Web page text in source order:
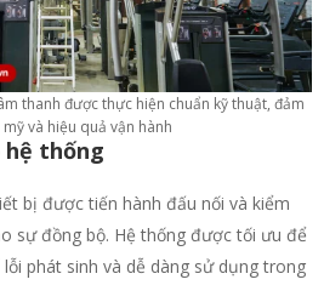
thanh được thực hiện chuẩn kỹ thuật, đảm
và hiệu quả vận hành
hệ thống
bị được tiến hành đấu nối và kiểm
sự đồng bộ. Hệ thống được tối ưu để
phát sinh và dễ dàng sử dụng trong